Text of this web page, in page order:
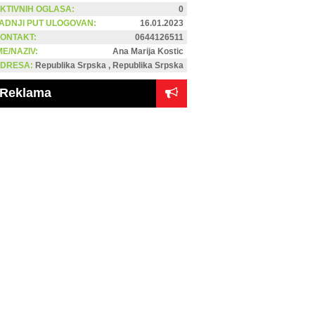
OGLASA:
0
PUT ULOGOVAN:
16.01.2023
0644126511
NAZIV:
Ana Marija Kostic
Republika Srpska , Republika Srpska
Reklama